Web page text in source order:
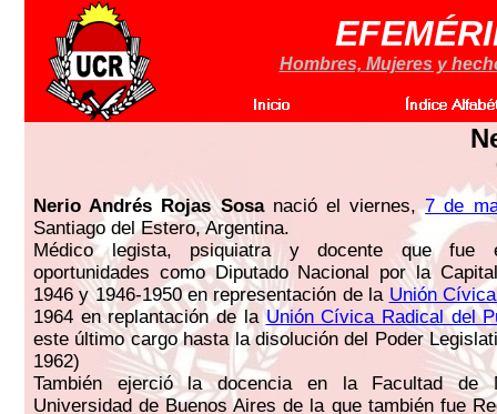
Hombres, Mujeres y
Nerio Andrés Rojas Sosanació el viernes,7 de
Santiago del Estero, Argentina.
Médico legista, psiquiatra y docente que fue
oportunidades como Diputado Nacional por la
1946 y 1946-1950 en representación de la Unión
1964 en replantación de laUnión Cívica Radical del
este último cargo hasta la disolución del Poder
1962)
También ejerció la docencia en la Facultad de
Universidad de Buenos Aires de la que también fue